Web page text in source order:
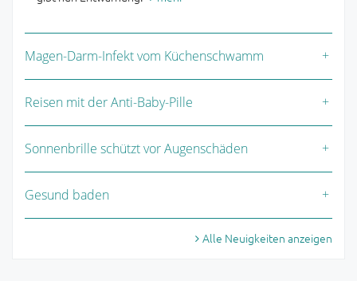
Magen-Darm-Infekt vom Küchenschwamm
Reisen mit der Anti-Baby-Pille
Sonnenbrille schützt vor Augenschäden
Gesund baden
Alle Neuigkeiten anzeigen